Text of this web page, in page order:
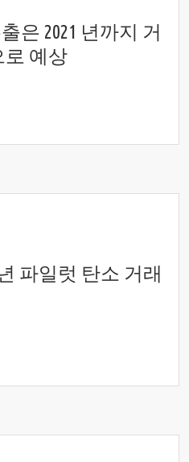
은 2021 년까지 거
로 예상
파일럿 탄소 거래